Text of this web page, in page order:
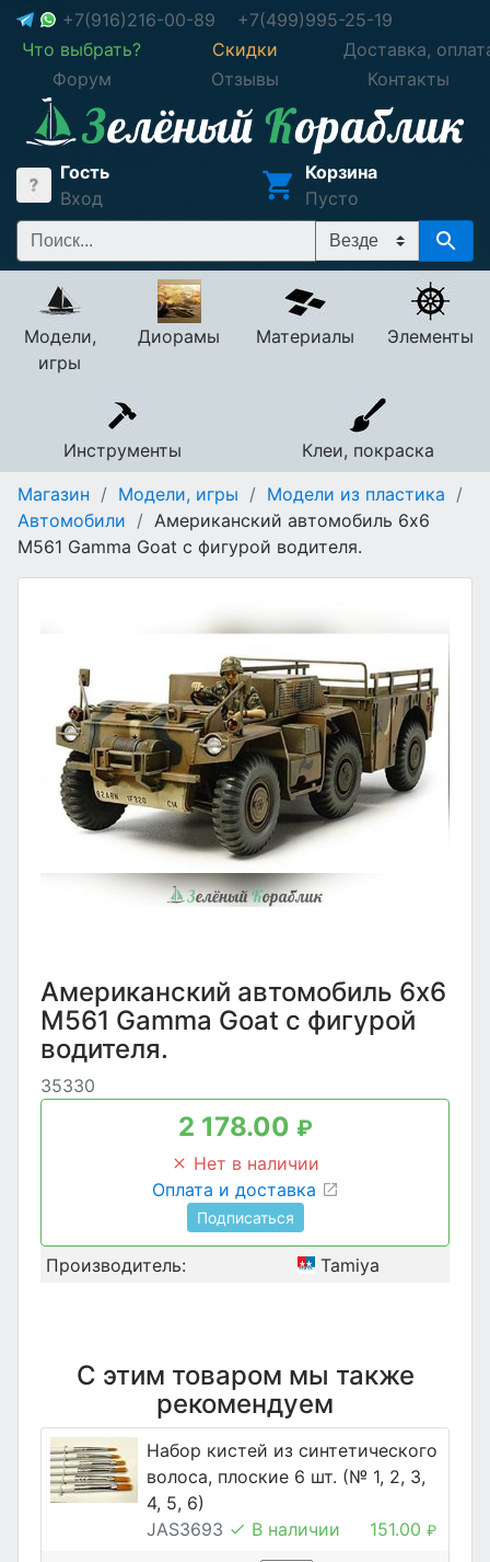
+7(916)216-00-89
+7(499)995-25-19
Что выбрать?
Скидки
Доставка,
Форум
Отзывы Контакты
Гость
Вход
Корзина
Пусто
Модели,
игры
Диорамы Материалы Элементы
Инструменты
Клеи, покраска
Магазин / Модели, игры / Модели из пластика /
Автомобили / Американский автомобиль 6x6
M561 Gamma Goat с фигурой водителя.
Американский автомобиль 6x6
M561 Gamma Goat с фигурой
водителя.
35330
2 178.00 ₽
Нет в наличии
Оплата и доставка
Подписаться
Производитель: Tamiya
С этим товаром мы также
рекомендуем
Набор кистей из синтетического
волоса, плоские 6 шт. (№ 1, 2, 3,
4, 5, 6)
JAS3693
В наличии 151.00 ₽